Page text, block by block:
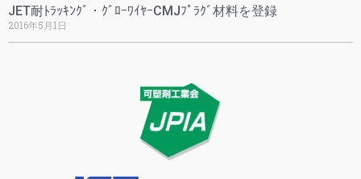
JET耐ﾄﾗｯｷﾝｸﾞ・ｸﾞﾛｰﾜｲﾔｰCMJﾌﾟﾗｸﾞ材料を登録
2016年5月1日